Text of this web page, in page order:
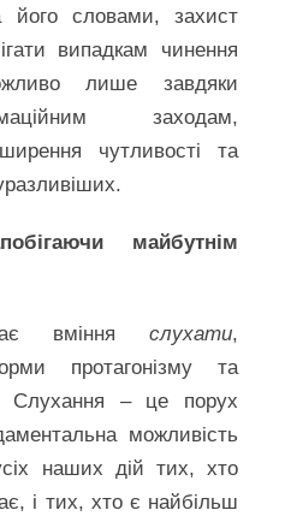
словами, захист
випадкам чинення
лише завдяки
заходам,
чутливості та
майбутнім
вміння слухати,
протагонізму та
Слухання – це порух
можливість
наших дій тих, хто
і тих, хто є найбільш